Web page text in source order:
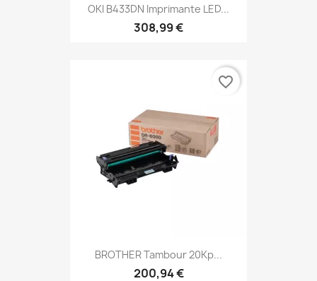
OKI B433DN Imprimante LED...
308,99 €
BROTHER Tambour 20Kp...
200,94 €
favorite_border